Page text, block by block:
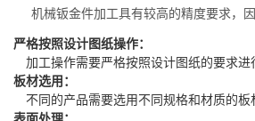
机械钣金件加工具有较高的精度要求，
严格按照设计图纸操作：
加工操作需要严格按照设计图纸的要求
板材选用：
不同的产品需要选用不同规格和材质的